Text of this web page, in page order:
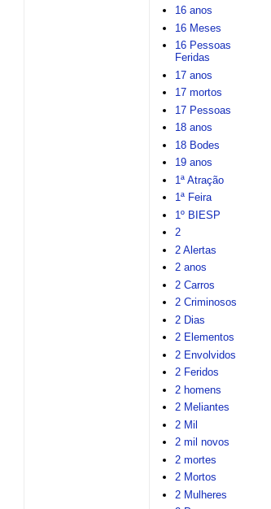
16 anos
16 Meses
16 Pessoas
Feridas
17 anos
17 mortos
17 Pessoas
18 anos
18 Bodes
19 anos
1ª Atração
1ª Feira
1º BIESP
2
2 Alertas
2 anos
2 Carros
2 Criminosos
2 Dias
2 Elementos
2 Envolvidos
2 Feridos
2 homens
2 Meliantes
2 Mil
2 mil novos
2 mortes
2 Mortos
2 Mulheres